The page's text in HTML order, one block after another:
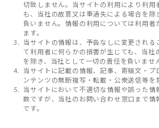
切致しません。当サイトの利用により利用
も、当社の故意又は重過失による場合を除
負いません。情報の利用については利用者
ます。
当サイトの情報は、予告なしに変更される
て利用者に何らかの損害が生じても、当社
を除き、当社として一切の責任を負いませ
当サイトに記載の情報、記事、寄稿文・プ
ンテンツの無断複写・転載・公衆送信等を
当サイトにおいて不適切な情報や誤った
数ですが、当社のお問い合わせ窓口まで情
です。